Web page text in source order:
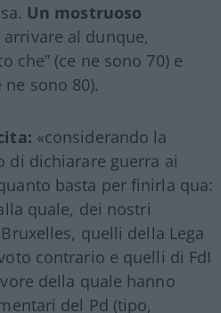
Un mostruoso
al dunque,
che” (ce ne sono 70) e
ne sono 80).
«considerando la
di dichiarare guerra ai
basta per finirla qua:
quale, dei nostri
quelli della Lega
contrario e quelli di FdI
della quale hanno
del Pd (tipo,